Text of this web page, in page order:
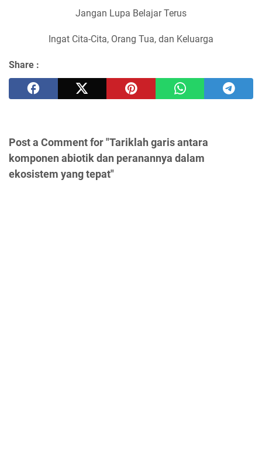
Jangan Lupa Belajar Terus
Ingat Cita-Cita, Orang Tua, dan Keluarga
Share :
Post a Comment for "Tariklah garis antara
komponen abiotik dan peranannya dalam
ekosistem yang tepat"